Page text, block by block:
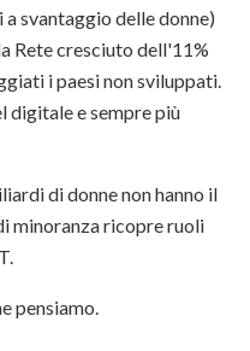
svantaggio delle donne)
Rete cresciuto dell'11%
i paesi non sviluppati.
digitale e sempre più
di donne non hanno il
minoranza ricopre ruoli
pensiamo.